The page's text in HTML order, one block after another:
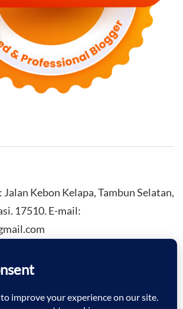
Kebon Kelapa, Tambun Selatan,
17510. E-mail: